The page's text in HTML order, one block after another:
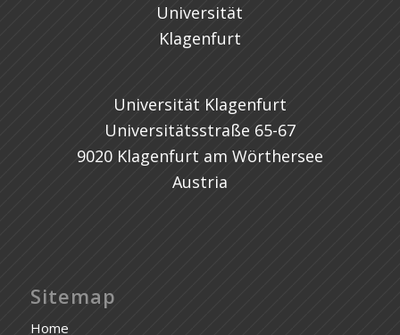
Universität Klagenfurt
Universitätsstraße 65-67
9020 Klagenfurt am Wörthersee
Austria
Sitemap
Home